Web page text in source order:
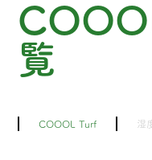
覧
COOOL Turf 湿